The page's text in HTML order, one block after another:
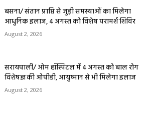
बसना/ संतान प्राप्ति से जुड़ी समस्याओं का मिलेगा
आधुनिक इलाज, 4 अगस्त को विशेष परामर्श शिविर
August 2, 2026
सरायपाली/ ओम हॉस्पिटल में 4 अगस्त को बाल रोग
विशेषज्ञ की ओपीडी, आयुष्मान से भी मिलेगा इलाज
August 2, 2026